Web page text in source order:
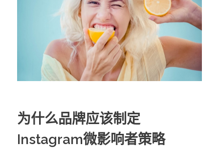
为什么品牌应该制定
Instagram微影响者策略